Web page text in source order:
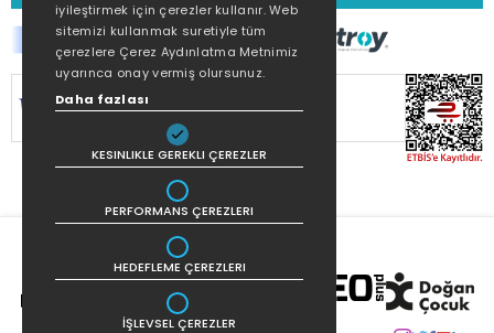
SİTEMİZ
KORUNMAKTADIR.
iyileştirmek için çerezler kullanır. Web
sitemizi kullanmak suretiyle tüm
çerezlere Çerez Aydınlatma Metnimiz
uyarınca onay vermiş olursunuz.
Daha fazlası
KESINLIKLE GEREKLI ÇEREZLER
PERFORMANS ÇEREZLERI
HEDEFLEME ÇEREZLERI
İŞLEVSEL ÇEREZLER